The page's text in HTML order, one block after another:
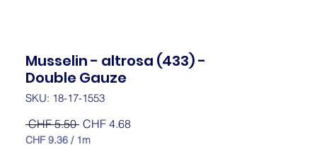
Musselin - altrosa (433) -
Double Gauze
SKU: 18-17-1553
CHF 5.50 Regular
Price
CHF 4.68Sale
CHF 9.36 / 1m